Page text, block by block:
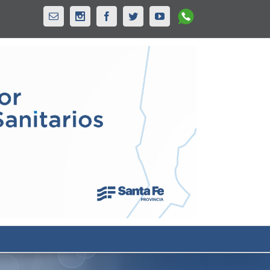
Email InstagramFacebookTwitterYoutubeWhatsapp